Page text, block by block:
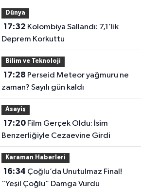
Dünya
17:32
Deprem Korkuttu
Bilim ve Teknoloji
17:28
zaman? Sayılı gün kaldı
Asayiş
17:20Film Gerçek Oldu: İsim
Benzerliğiyle Cezaevine Girdi
Karaman Haberleri
16:34
“Yeşil Çoğlu” Damga Vurdu